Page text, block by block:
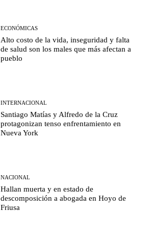
ECONÓMICAS
Alto costo de la vida, inseguridad y falta
de salud son los males que más afectan a
pueblo
INTERNACIONAL
Santiago Matías y Alfredo de la Cruz
protagonizan tenso enfrentamiento en
Nueva York
NACIONAL
Hallan muerta y en estado de
descomposición a abogada en Hoyo de
Friusa